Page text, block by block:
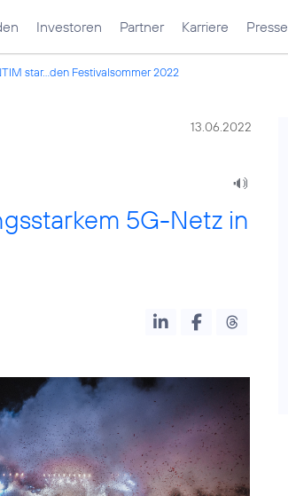
Investoren Partner Karriere Presse
star...den Festivalsommer 2022
13.06.2022
5G-Netz in